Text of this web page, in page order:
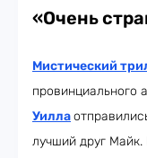
«Очень
Мистический
провинциального
Уилла
лучший друг